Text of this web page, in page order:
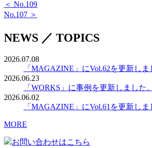
＜ No.109
No.107 ＞
NEWS ／ TOPICS
2026.07.08
「MAGAZINE」にVol.62を更新しま
2026.06.23
「WORKS」に事例を更新しました。
2026.06.02
「MAGAZINE」にVol.61を更新しま
MORE
お問い合わせはこちら